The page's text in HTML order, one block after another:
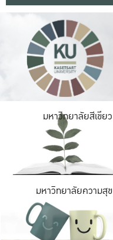
มหาวิทยาลัยสีเขียว
มหาวิทยาลัยความสุข